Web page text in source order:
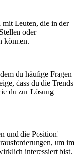
Leuten, die in der
oder
können.
du häufige Fragen
dass du die Trends
du zur Lösung
und die Position!
um im
interessiert bist.